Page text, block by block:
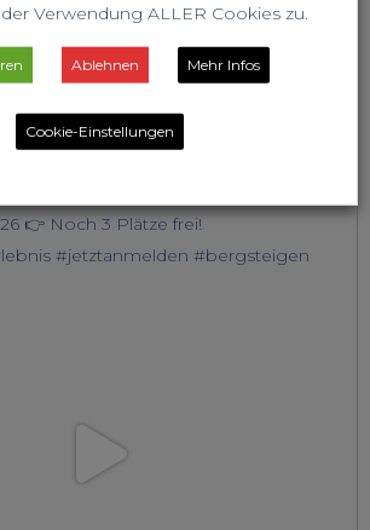
Verwendung ALLER Cookies zu.
Ablehnen Mehr Infos
Cookie-Einstellungen